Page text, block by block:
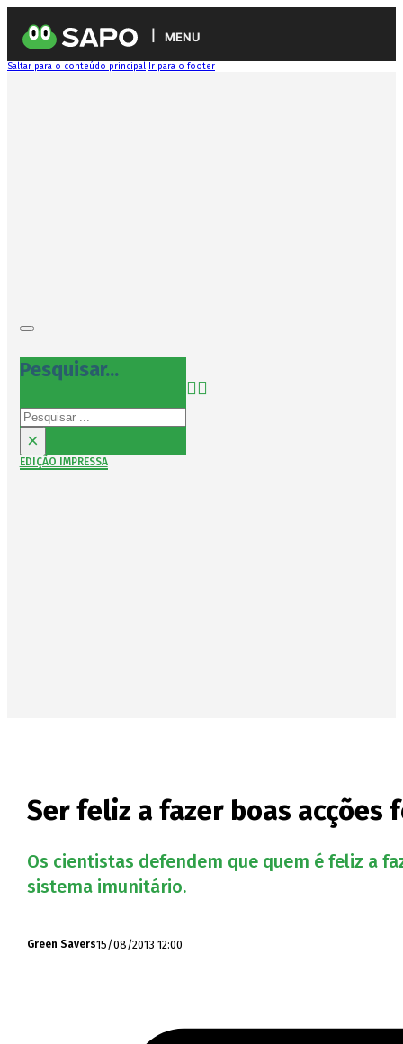
MENU
Saltar para o conteúdo principal Ir para o footer
Pesquisar...
Pesquisar
×
EDIÇÃO IMPRESSA
Ser feliz a fazer boas
Os cientistas defendem que quem é feliz a
sistema imunitário.
Green Savers15/08/2013 12:00